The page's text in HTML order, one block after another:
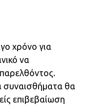
χρόνο για
να
θα
επιβεβαίωση